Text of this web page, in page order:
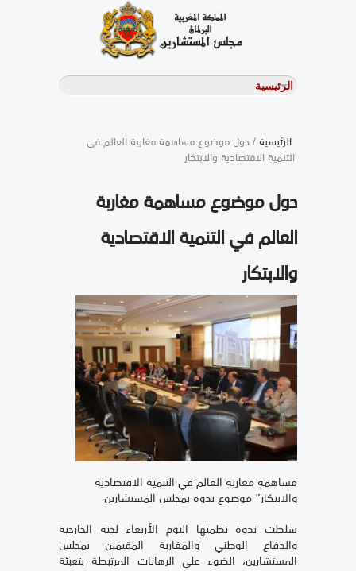
الرئيسية/ حول موضوع مساهمة مغاربة العالم في
التنمية الاقتصادية والابتكار
حول موضوع مساهمة مغاربة
العالم في التنمية الاقتصادية
والابتكار
مساهمة مغاربة العالم في التنمية الاقتصادية
والابتكار” موضوع ندوة بمجلس المستشارين
سلطت ندوة نظمتها اليوم الأربعاء لجنة الخارجية
والدفاع الوطني والمغاربة المقيمين بمجلس
المستشارين، الضوء على الرهانات المرتبطة بتعبئة